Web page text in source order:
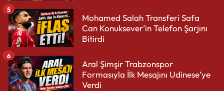
Mohamed Salah Transferi Safa
Can Konuksever’in Telefon Şarjını
Bitirdi
5
Aral Şimşir Trabzonspor
Formasıyla İlk Mesajını Udinese’ye
Verdi
6